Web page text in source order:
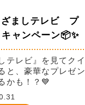
ましテレビ プ
ャンペーン📦✨
テレビ』を見てクイ
と、豪華なプレゼン
かも！？💙